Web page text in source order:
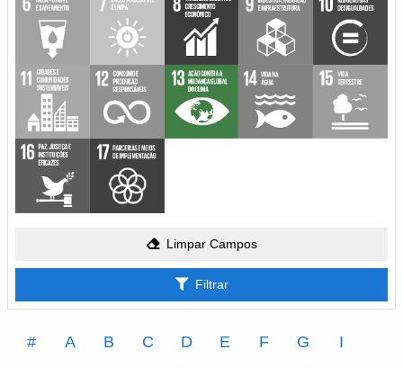
Limpar Campos
Filtrar
# A B C D E F G
I